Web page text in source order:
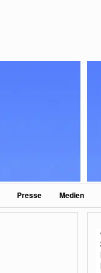
Presse Medien